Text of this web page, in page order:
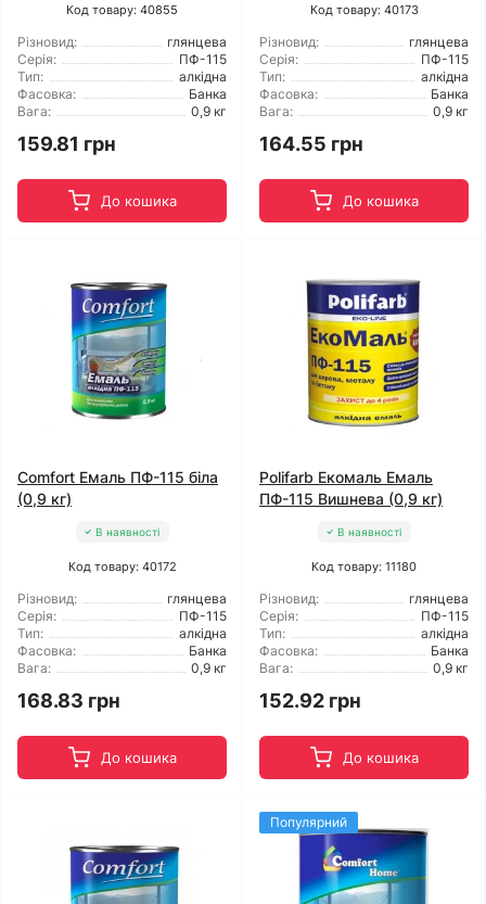
Код товару: 40855
Різновид:
глянцева
Серія:
ПФ-115
Тип:
алкідна
Фасовка:
Банка
Вага:
0,9 кг
159.81 грн
До кошика
Код товару: 40173
Різновид:
глянцева
Серія:
ПФ-115
Тип:
алкідна
Фасовка:
Банка
Вага:
0,9 кг
164.55 грн
До кошика
Comfort Емаль ПФ-115 біла
(0,9 кг)
В наявності
Код товару: 40172
Різновид:
глянцева
Серія:
ПФ-115
Тип:
алкідна
Фасовка:
Банка
Вага:
0,9 кг
168.83 грн
До кошика
Polifarb Екомаль Емаль
ПФ-115 Вишнева (0,9 кг)
В наявності
Код товару: 11180
Різновид:
глянцева
Серія:
ПФ-115
Тип:
алкідна
Фасовка:
Банка
Вага:
0,9 кг
152.92 грн
До кошика
Популярний